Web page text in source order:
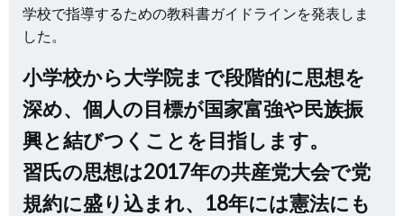
学校で指導するための教科書ガイドラインを発表しま
した。
小学校から大学院まで段階的に思想を
深め、個人の目標が国家富強や民族振
興と結びつくことを目指します。
習氏の思想は2017年の共産党大会で党
規約に盛り込まれ、18年には憲法にも